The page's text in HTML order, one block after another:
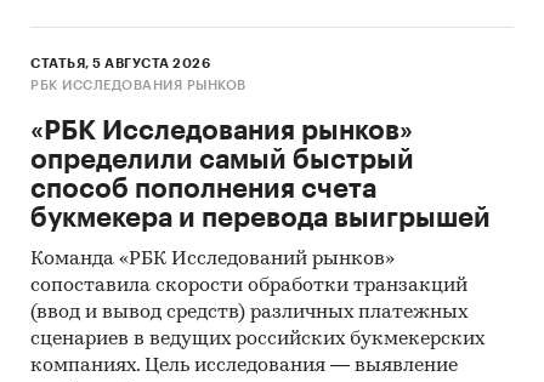
СТАТЬЯ, 5 АВГУСТА 2026
РБК ИССЛЕДОВАНИЯ РЫНКОВ
«РБК Исследования рынков»
определили самый быстрый
способ пополнения счета
букмекера и перевода выигрышей
Команда «РБК Исследований рынков»
сопоставила скорости обработки транзакций
(ввод и вывод средств) различных платежных
сценариев в ведущих российских букмекерских
компаниях. Цель исследования — выявление